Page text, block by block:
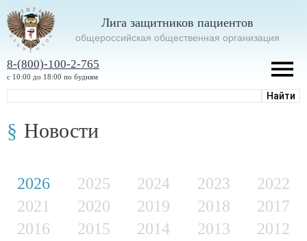
Лига защитников пациентов
oбщероссийская общественная организация
8-(800)-100-2-765
с 10:00 до 18:00 по будням
Новости
2026 2025 2024 2023
2022
2021
2020 2019 2018
2017
2016
2015 2014 2013
2012